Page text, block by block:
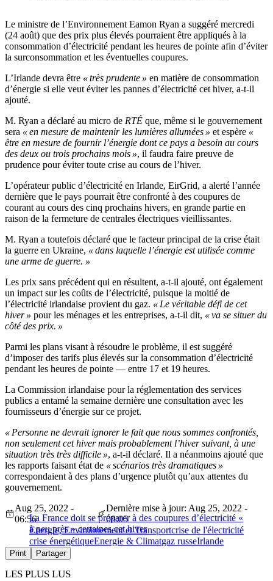
Le ministre de l’Environnement Eamon Ryan a suggéré mercredi
(24 août) que des prix plus élevés pourraient être appliqués à la
consommation d’électricité pendant les heures de pointe afin d’éviter
la surconsommation et les éventuelles coupures.
L’Irlande devra être « très prudente » en matière de consommation
d’énergie si elle veut éviter les pannes d’électricité cet hiver, a-t-il
ajouté.
M. Ryan a déclaré au micro de RTÉ que, même si le gouvernement
sera « en mesure de maintenir les lumières allumées » et espère «
être en mesure de fournir l’énergie dont ce pays a besoin au cours
des deux ou trois prochains mois », il faudra faire preuve de
prudence pour éviter toute crise au cours de l’hiver.
L’opérateur public d’électricité en Irlande, EirGrid, a alerté l’année
dernière que le pays pourrait être confronté à des coupures de
courant au cours des cinq prochains hivers, en grande partie en
raison de la fermeture de centrales électriques vieillissantes.
M. Ryan a toutefois déclaré que le facteur principal de la crise était
la guerre en Ukraine, « dans laquelle l’énergie est utilisée comme
une arme de guerre. »
Les prix sans précédent qui en résultent, a-t-il ajouté, ont également
un impact sur les coûts de l’électricité, puisque la moitié de
l’électricité irlandaise provient du gaz. « Le véritable défi de cet
hiver » pour les ménages et les entreprises, a-t-il dit, « va se situer du
côté des prix. »
Parmi les plans visant à résoudre le problème, il est suggéré
d’imposer des tarifs plus élevés sur la consommation d’électricité
pendant les heures de pointe — entre 17 et 19 heures.
La Commission irlandaise pour la réglementation des services
publics a entamé la semaine dernière une consultation avec les
fournisseurs d’énergie sur ce projet.
« Personne ne devrait ignorer le fait que nous sommes confrontés,
non seulement cet hiver mais probablement l’hiver suivant, à une
situation très très difficile », a-t-il déclaré. Il a néanmoins ajouté que
les rapports faisant état de « scénarios très dramatiques »
correspondaient à des plans d’urgence plutôt qu’aux attentes du
gouvernement.
La France doit se préparer à des coupures d’électricité «
à peu près » certaines cet hiver
Aug 25, 2022 -
06:56
Dernière mise à jour: Aug 25, 2022 -
08:05
Energie, Environnement et Transportcrise de l'électricité
crise énergétiqueEnergie & Climatgaz russeIrlande
Print Partager
LES PLUS LUS